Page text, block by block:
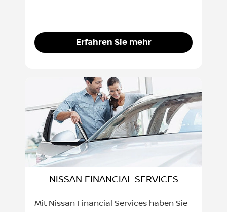
Erfahren Sie mehr
NISSAN FINANCIAL SERVICES
Mit Nissan Financial Services haben Sie